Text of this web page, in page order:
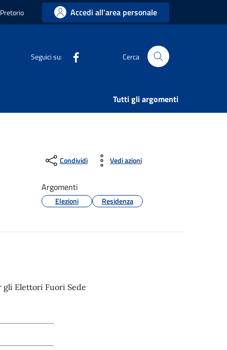
Accedi all'area personale
Seguici su: Cerca
Tutti gli argomenti
Condividi Vedi azioni
Argomenti
Elezioni Residenza
gli Elettori Fuori Sede